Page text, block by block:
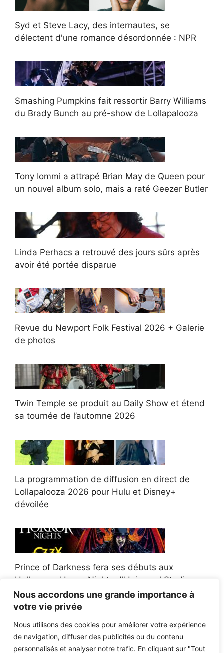
Nous accordons une grande importance à
votre vie privée
Nous utilisons des cookies pour améliorer votre expérience
de navigation, diffuser des publicités ou du contenu
personnalisés et analyser notre trafic. En cliquant sur "Tout
Syd et Steve Lacy, des internautes, se
délectent d'une romance désordonnée : NPR
Smashing Pumpkins fait ressortir Barry Williams
du Brady Bunch au pré-show de Lollapalooza
Tony Iommi a attrapé Brian May de Queen pour
un nouvel album solo, mais a raté Geezer Butler
Linda Perhacs a retrouvé des jours sûrs après
avoir été portée disparue
Revue du Newport Folk Festival 2026 + Galerie
de photos
Twin Temple se produit au Daily Show et étend
sa tournée de l’automne 2026
La programmation de diffusion en direct de
Lollapalooza 2026 pour Hulu et Disney+
dévoilée
Prince of Darkness fera ses débuts aux
Halloween Horror Nights d'Universal Studios
Afroman poursuit un policier de l'Ohio après la